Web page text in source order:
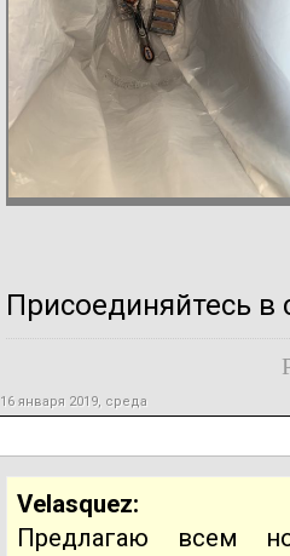
Присоединяйтесь в
16 января 2019, среда
Velasquez:
Предлагаю всем